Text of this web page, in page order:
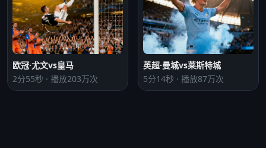
欧冠·尤文vs皇马
2分55秒 · 播放203万次
英超·曼城vs莱斯特城
5分14秒 · 播放87万次